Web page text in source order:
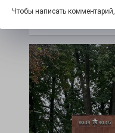
Радость в квадрате!
Чтобы написать